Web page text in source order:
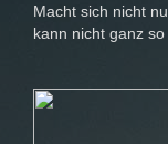
Macht sich nicht
kann nicht ganz